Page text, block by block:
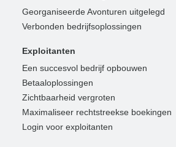
Georganiseerde Avonturen uitgelegd
Verbonden bedrijfsoplossingen
Exploitanten
Een succesvol bedrijf opbouwen
Betaaloplossingen
Zichtbaarheid vergroten
Maximaliseer rechtstreekse boekingen
Login voor exploitanten